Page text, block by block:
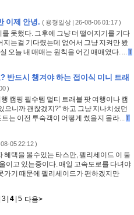
이제 안녕. ( 용형일상| 26-08-06 01:17 )
못했다. 그후에 그냥 더 떨어지기를 기다
는걸 기다렸는데 없어서 그냥 지켜만 봤
오늘 내 매매는 원칙을 어긴 매매였다. ...T
반드시 챙겨야 하는 접이식 미니 트래
)
캠핑 필수템 멀티 트래블 팟 여행이나 캠
으니까 괜찮겠지?" 하고 그냥 지나치셨던
는 이전 투숙객이 어떻게 썼을지 몰라...T
05 22:12 )
혜택을 볼수있는 타스만, 펠리세이드 이 둘
이고 있는중이다. 매일 고속도로를 다녀야
가기 때문에 펠리세이드가 편하겠지만
3| 4| 5 다음>